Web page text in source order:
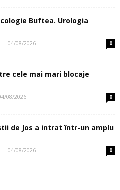
Buftea. Urologia
- 04/08/2026 0
cele mai mari blocaje
08/2026 0
de Jos a intrat într-un amplu
- 04/08/2026 0